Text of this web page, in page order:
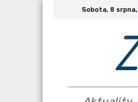
Sobota, 8